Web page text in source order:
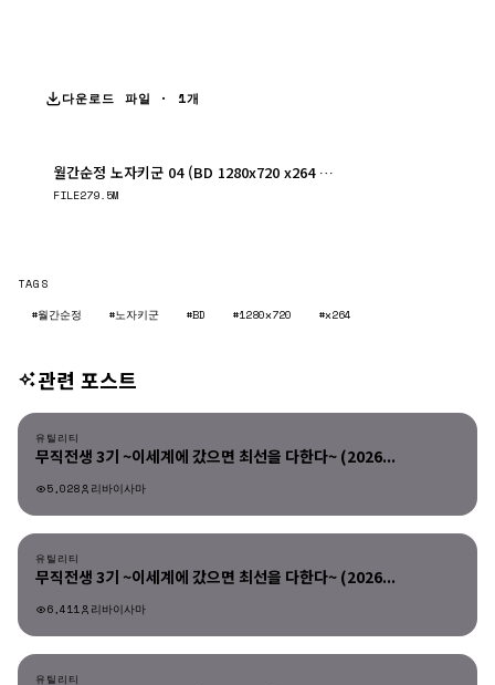
다운로드 파일 · 1개
월간순정 노자키군 04 (BD 1280x720 x264 AAC)
FILE279.5M
TAGS
#월간순정
#노자키군 #BD #1280x720 #x264
관련 포스트
유틸리티
유틸리티
무직전생 3기 ~이세계에 갔으면 최선을 다한다~ (2026...
5,028 리바이사마
유틸리티
무직전생 3기 ~이세계에 갔으면 최선을 다한다~ (2026...
6,411 리바이사마
유틸리티